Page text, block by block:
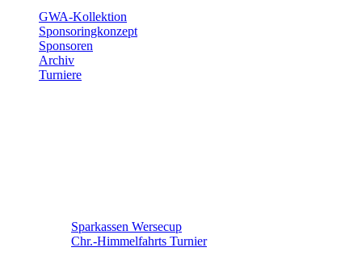
GWA-Kollektion
Sponsoringkonzept
Sponsoren
Archiv
Turniere
Sparkassen Wersecup
Chr.-Himmelfahrts Turnier